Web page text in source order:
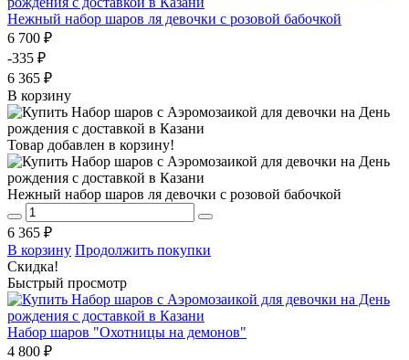
Нежный набор шаров ля девочки с розовой бабочкой
6 700 ₽
-335 ₽
6 365 ₽
В корзину
Товар добавлен в корзину!
Нежный набор шаров ля девочки с розовой бабочкой
6 365 ₽
В корзину Продолжить покупки
Скидка!
Быстрый просмотр
Набор шаров "Охотницы на демонов"
4 800 ₽